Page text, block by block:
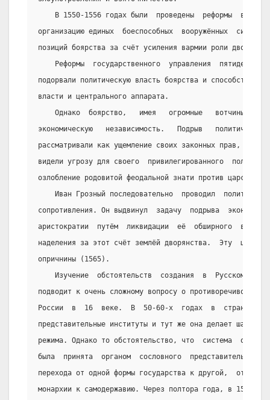
В 1550-1556 годах были  проведены  реформы  в
организацию единых  боеспособных  вооружённых  сил  и
позиций боярства за счёт усиления вармии роли
Реформы  государственного  управления  пятидесятых
подорвали политическую власть боярства и
власти и центрального аппарата.
Однако  боярство,   имея   огромные   вотчины,
экономическую   независимость.   Подрыв
рассматривали как ущемление своих законных прав, а в
видели угрозу для своего  привилегированного
озлобление родовитой феодальной знати против царской
Иван Грозный последовательно  проводил  политику
сопротивления. Он выдвинул  задачу  подрыва
аристократии  путём  ликвидации  её  обширного
наделения за этот счёт землёй дворянства.  Эту  цель
опричнины (1565).
Изучение  обстоятельств  создания  в  Русском
подводит к очень сложному вопросу о противоречивости
России  в  16  веке.  В  50-60-х  годах  в  стране
представительные институты и тут же она делает шаг в
режима. Однако то обстоятельство, что  система
была  принята  органом  сословного
перехода от одной формы государства к другой,  от
монархии к самодержавию. Через полтора года, в 1566